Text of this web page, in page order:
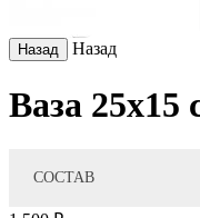
Назад
Ваза 25х15
СОСТАВ